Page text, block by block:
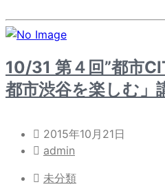
10/31 第４回”都市
都市渋谷を楽しむ」
2015年10月21日
admin
未分類